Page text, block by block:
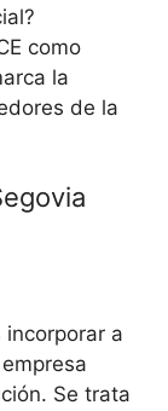
como
la
de la
a
Se trata